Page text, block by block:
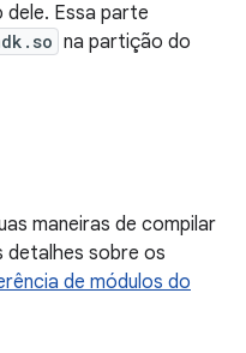
dele. Essa parte
na partição do
maneiras de compilar
detalhes sobre os
de módulos do